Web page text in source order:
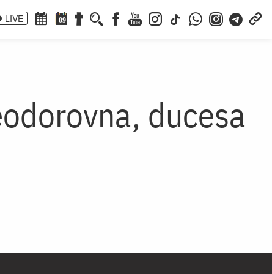
LIVE 09
ducesa